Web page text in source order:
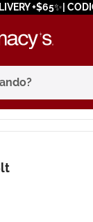
+$65✨|
buscados